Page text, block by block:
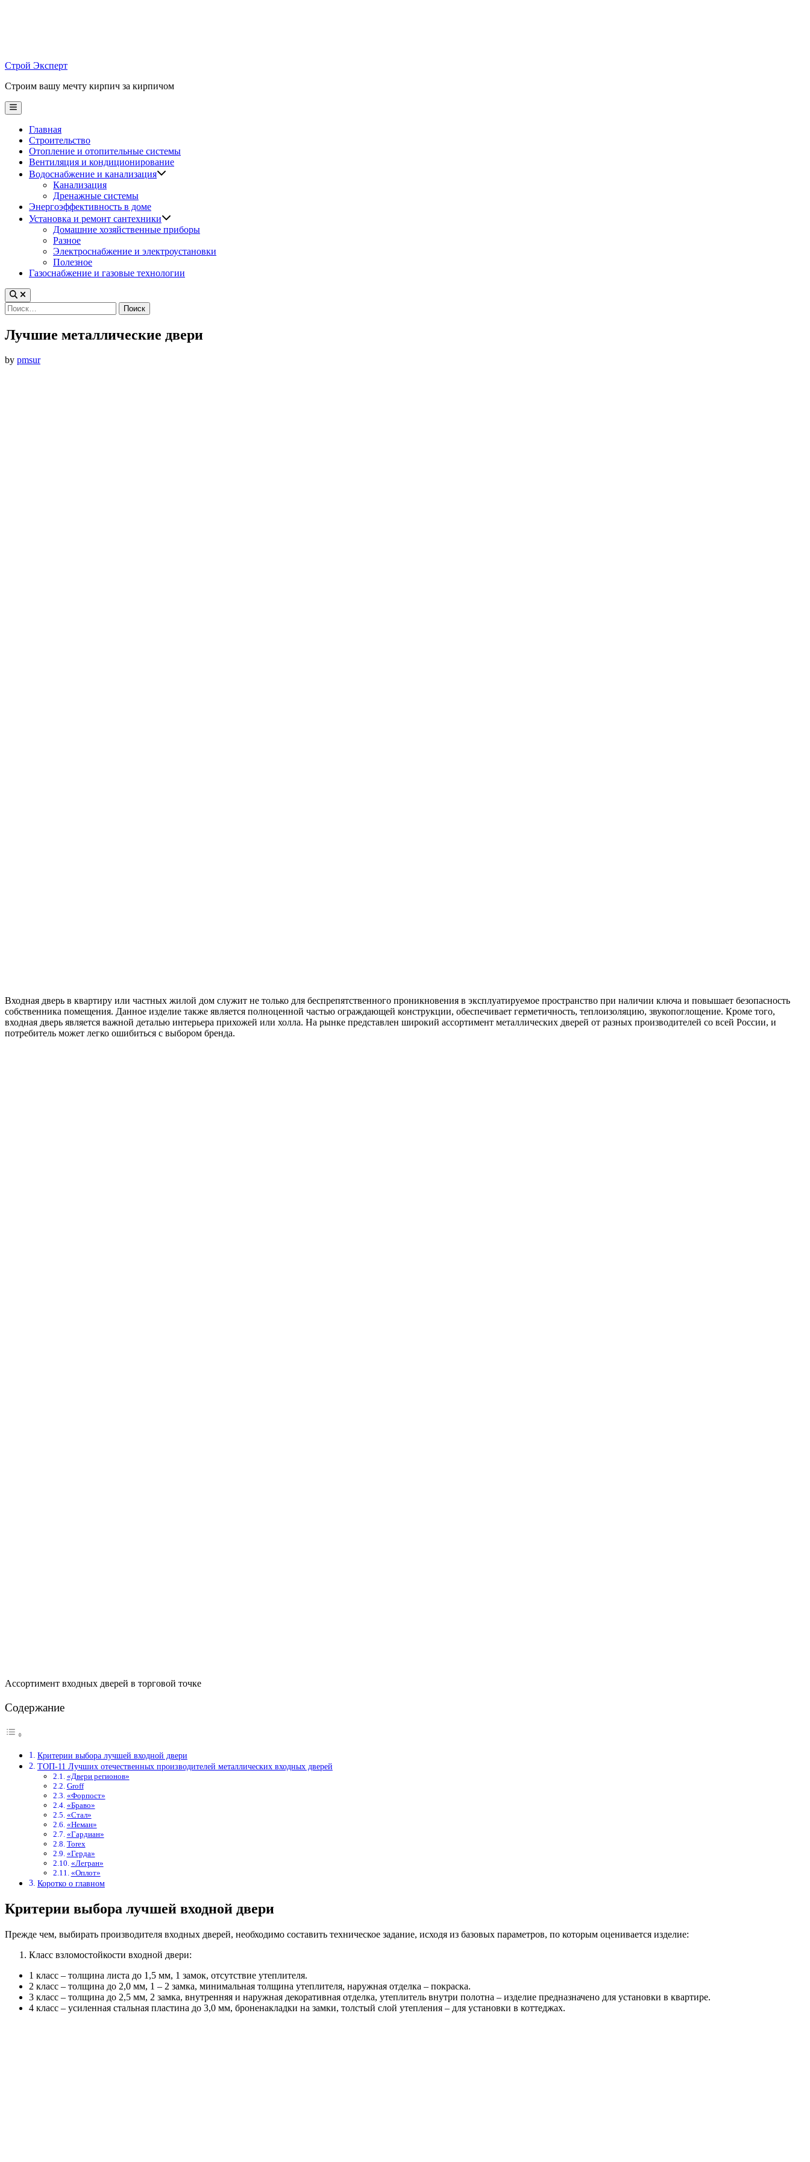
Строй Эксперт
Строим вашу мечту кирпич за кирпичом
Main
Menu
Главная
Строительство
Отопление и отопительные системы
Вентиляция и кондиционирование
Водоснабжение и канализация
Канализация
Дренажные системы
Энергоэффективность в доме
Установка и ремонт сантехники
Домашние хозяйственные приборы
Разное
Электроснабжение и электроустановки
Полезное
Газоснабжение и газовые технологии
Найти:
Лучшие металлические двери
by pmsur
Входная дверь в квартиру или частных жилой дом служит не только для беспрепятственного проникновения в эксплуатируемое пространство при наличии ключа и повышает безопасность
собственника помещения. Данное изделие также является полноценной частью ограждающей конструкции, обеспечивает герметичность, теплоизоляцию, звукопоглощение. Кроме того,
входная дверь является важной деталью интерьера прихожей или холла. На рынке представлен широкий ассортимент металлических дверей от разных производителей со всей России, и
потребитель может легко ошибиться с выбором бренда.
Ассортимент входных дверей в торговой точке
Содержание
Критерии выбора лучшей входной двери
ТОП-11 Лучших отечественных производителей металлических входных дверей
«Двери регионов»
Groff
«Форпост»
«Браво»
«Стал»
«Неман»
«Гардиан»
Torex
«Герда»
«Легран»
«Оплот»
Коротко о главном
Критерии выбора лучшей входной двери
Прежде чем, выбирать производителя входных дверей, необходимо составить техническое задание, исходя из базовых параметров, по которым оценивается изделие:
Класс взломостойкости входной двери:
1 класс – толщина листа до 1,5 мм, 1 замок, отсутствие утеплителя.
2 класс – толщина до 2,0 мм, 1 – 2 замка, минимальная толщина утеплителя, наружная отделка – покраска.
3 класс – толщина до 2,5 мм, 2 замка, внутренняя и наружная декоративная отделка, утеплитель внутри полотна – изделие предназначено для установки в квартире.
4 класс – усиленная стальная пластина до 3,0 мм, броненакладки на замки, толстый слой утепления – для установки в коттеджах.